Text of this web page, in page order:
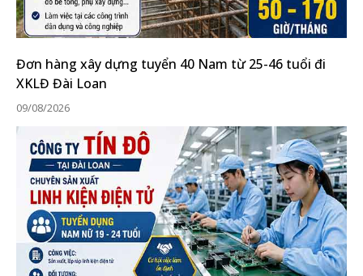
Đơn hàng xây dựng tuyển 40 Nam từ 25-46 tuổi đi
XKLĐ Đài Loan
09/08/2026